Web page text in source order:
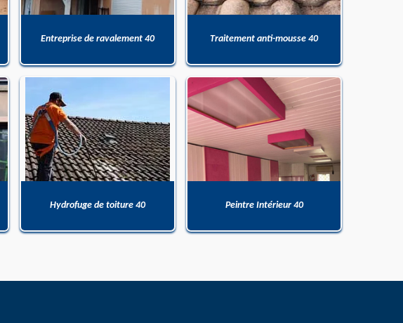
Entreprise de ravalement 40 Traitement anti-mousse 40
Hydrofuge de toiture 40 Peintre Intérieur 40